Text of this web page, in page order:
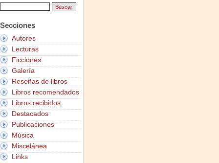
Secciones
Autores
Lecturas
Ficciones
Galería
Reseñas de libros
Libros recomendados
Libros recibidos
Destacados
Publicaciones
Música
Miscelánea
Links